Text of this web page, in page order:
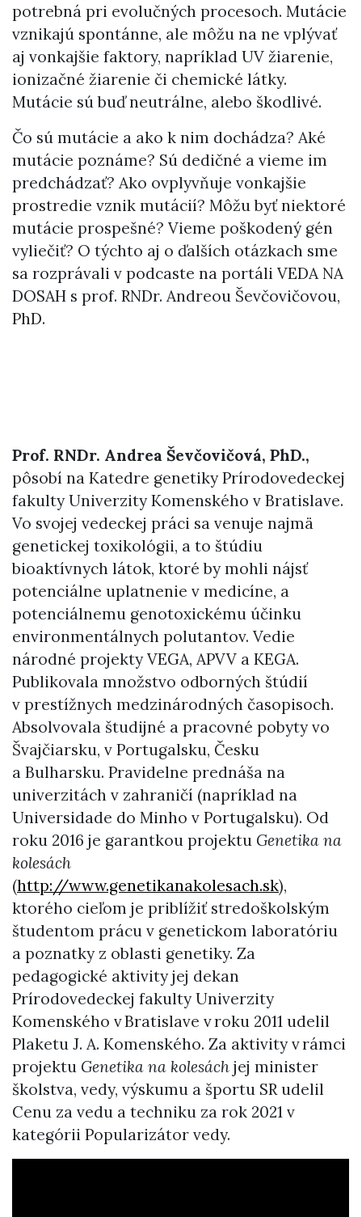
potrebná pri evolučných procesoch. Mutácie
vznikajú spontánne, ale môžu na ne vplývať
aj vonkajšie faktory, napríklad UV žiarenie,
ionizačné žiarenie či chemické látky.
Mutácie sú buď neutrálne, alebo škodlivé.
Čo sú mutácie a ako k nim dochádza? Aké
mutácie poznáme? Sú dedičné a vieme im
predchádzať? Ako ovplyvňuje vonkajšie
prostredie vznik mutácií? Môžu byť niektoré
mutácie prospešné? Vieme poškodený gén
vyliečiť? O týchto aj o ďalších otázkach sme
sa rozprávali v podcaste na portáli VEDA NA
DOSAH s prof. RNDr. Andreou Ševčovičovou,
PhD.
Prof. RNDr. Andrea Ševčovičová, PhD.,
pôsobí na Katedre genetiky Prírodovedeckej
fakulty Univerzity Komenského v Bratislave.
Vo svojej vedeckej práci sa venuje najmä
genetickej toxikológii, a to štúdiu
bioaktívnych látok, ktoré by mohli nájsť
potenciálne uplatnenie v medicíne, a
potenciálnemu genotoxickému účinku
environmentálnych polutantov. Vedie
národné projekty VEGA, APVV a KEGA.
Publikovala množstvo odborných štúdií
v prestížnych medzinárodných časopisoch.
Absolvovala študijné a pracovné pobyty vo
Švajčiarsku, v Portugalsku, Česku
a Bulharsku. Pravidelne prednáša na
univerzitách v zahraničí (napríklad na
Universidade do Minho v Portugalsku). Od
roku 2016 je garantkou projektu Genetika na
kolesách
(http://www.genetikanakolesach.sk),
ktorého cieľom je priblížiť stredoškolským
študentom prácu v genetickom laboratóriu
a poznatky z oblasti genetiky. Za
pedagogické aktivity jej dekan
Prírodovedeckej fakulty Univerzity
Komenského v Bratislave v roku 2011 udelil
Plaketu J. A. Komenského. Za aktivity v rámci
projektu Genetika na kolesách jej minister
školstva, vedy, výskumu a športu SR udelil
Cenu za vedu a techniku za rok 2021 v
kategórii Popularizátor vedy.